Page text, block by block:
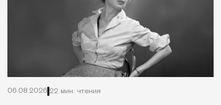
06.08.2026 22 мин. чтения